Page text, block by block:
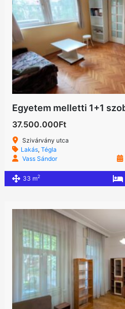
Egyetem melletti 1+1
37.500.000Ft
Szivárvány utca
Lakás, Tégla
Vass Sándor
33 m2